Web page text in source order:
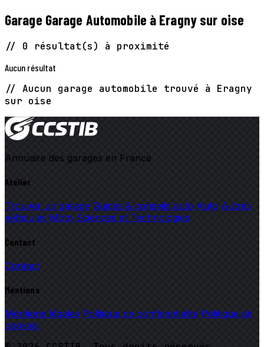
Garage Garage Automobile à Eragny sur oise
// 0 résultat(s) à proximité
Aucun résultat
// Aucun garage automobile trouvé à Eragny
sur oise
Annuaire des garages en France
Atelier
Trouver un garage Guides & conseils auto Auto Autres
véhicules Moto Sciences et Technologies
Contact
Contact
Mentions
Mentions légales Politique de confidentialité Politique de
cookies